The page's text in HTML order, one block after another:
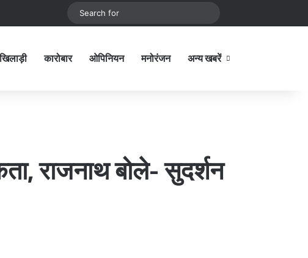
Switch skin
कारोबार ओपिनियन मनोरंजन अन्य खबरें
राजनाथ बोले- सुदर्शन